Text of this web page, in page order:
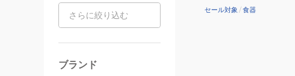
セール対象 /食器
ブランド